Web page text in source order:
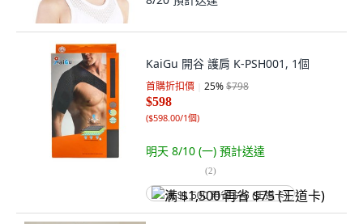
KaiGu 開谷 護肩 K-PSH001, 1個
首購折扣價 25%$798
$598
($598.00/1個)
明天 8/10 (一) 預計送達
(2)
满 $1,500 再省 $75 (王道卡)